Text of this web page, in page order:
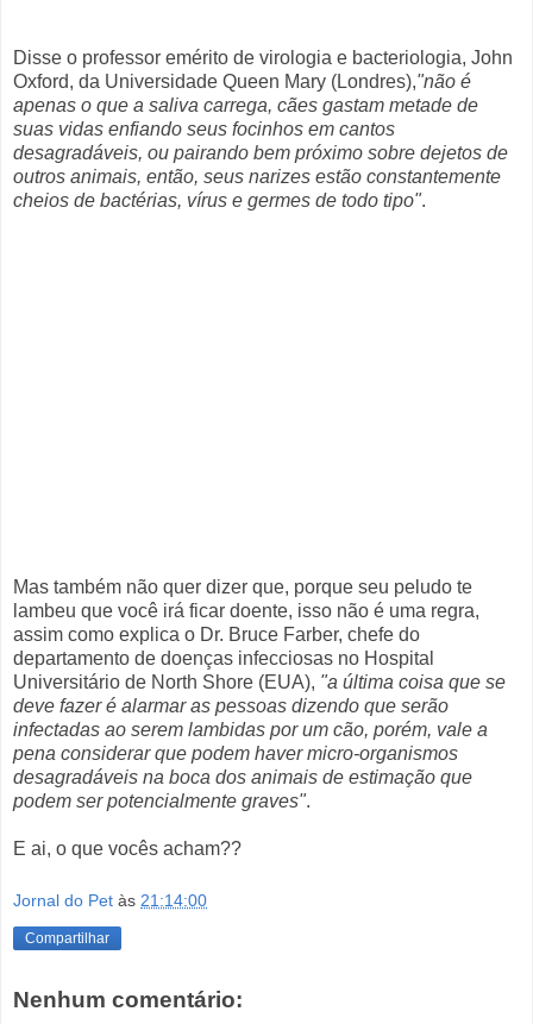
Disse o professor emérito de virologia e bacteriologia, John
Oxford, da Universidade Queen Mary (Londres),"não é
apenas o que a saliva carrega, cães gastam metade de
suas vidas enfiando seus focinhos em cantos
desagradáveis, ou pairando bem próximo sobre dejetos de
outros animais, então, seus narizes estão constantemente
cheios de bactérias, vírus e germes de todo tipo".
Mas também não quer dizer que, porque seu peludo te
lambeu que você irá ficar doente, isso não é uma regra,
assim como explica o Dr. Bruce Farber, chefe do
departamento de doenças infecciosas no Hospital
Universitário de North Shore (EUA), "a última coisa que se
deve fazer é alarmar as pessoas dizendo que serão
infectadas ao serem lambidas por um cão, porém, vale a
pena considerar que podem haver micro-organismos
desagradáveis na boca dos animais de estimação que
podem ser potencialmente graves".
E ai, o que vocês acham??
Jornal do Pet às 21:14:00
Compartilhar
Nenhum comentário: